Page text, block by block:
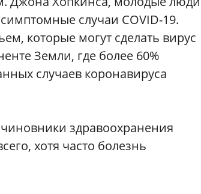
случаи COVID-19.
которые могут сделать вирус
Земли, где более 60%
случаев коронавируса
здравоохранения
хотя часто болезнь